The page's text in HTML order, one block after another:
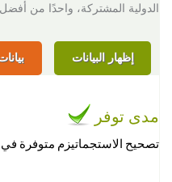
الدولية المشتركة، واحدًا من
إظهار البيانات
مدى توفر
تصحيح الاستجماتيزم متوفرة